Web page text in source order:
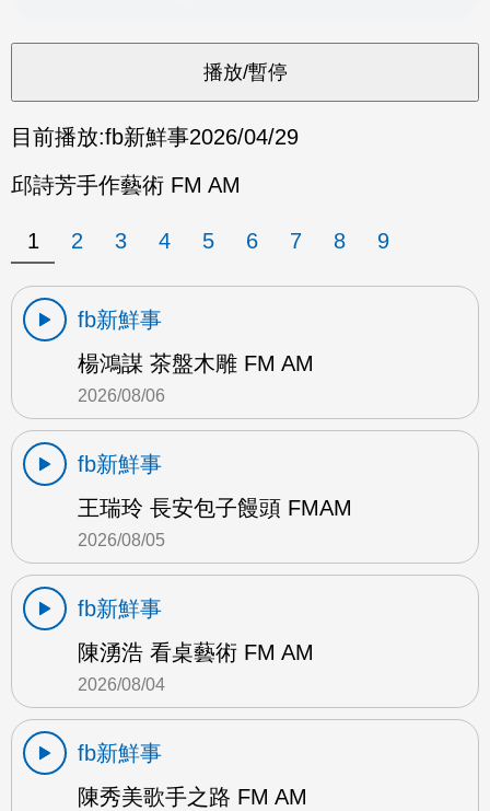
目前播放:fb新鮮事2026/04/29
邱詩芳手作藝術 FM AM
1 2 3 4 5 6 7 8 9
fb新鮮事
楊鴻謀 茶盤木雕 FM AM
2026/08/06
fb新鮮事
王瑞玲 長安包子饅頭 FMAM
2026/08/05
fb新鮮事
陳湧浩 看桌藝術 FM AM
2026/08/04
fb新鮮事
陳秀美歌手之路 FM AM